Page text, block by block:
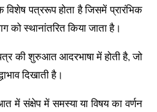
विशेष पत्ररूप होता है जिसमें प्रारंभिक
स्थानांतरित किया जाता है।
की शुरुआत आदरभाषा में होती है, जो
दिखाती है।
में संक्षेप में समस्या या विषय का वर्णन